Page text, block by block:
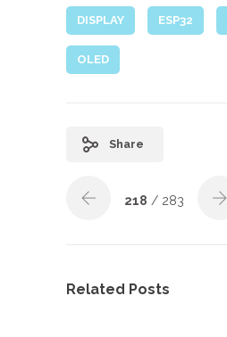
DISPLAY ESP32
OLED
Share
218 / 283
Related Posts